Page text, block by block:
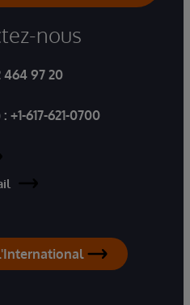
nous
464 97 20
: +1-617-621-0700